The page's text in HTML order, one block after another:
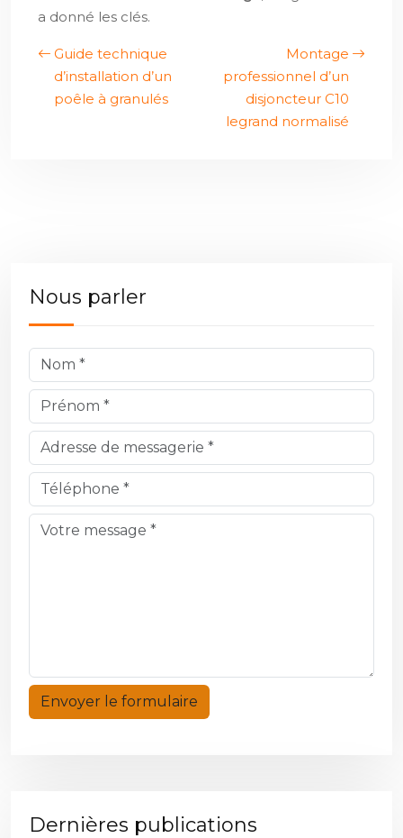
a donné les clés.
Guide technique
d’installation d’un
poêle à granulés
Montage
professionnel d’un
disjoncteur C10
legrand normalisé
Nous parler
Dernières publications